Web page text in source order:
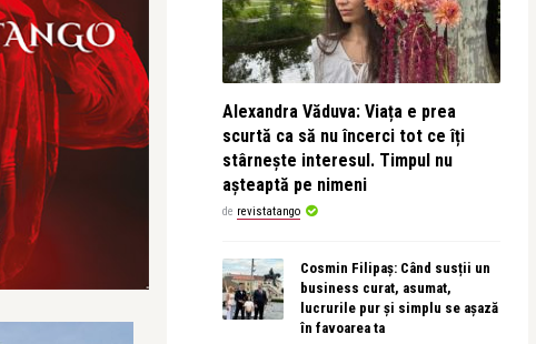
Alexandra Văduva: Viața e prea
scurtă ca să nu încerci tot ce îți
stârnește interesul. Timpul nu
așteaptă pe nimeni
de revistatango
Cosmin Filipaș: Când susții un
business curat, asumat,
lucrurile pur și simplu se așază
în favoarea ta